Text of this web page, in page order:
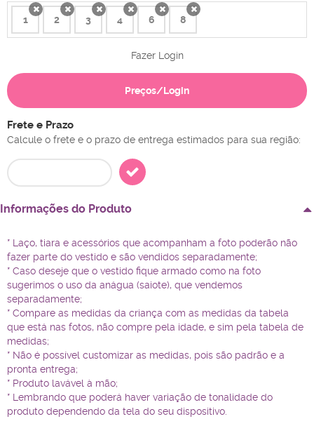
1 2 3 4 6 8
Fazer Login
Preços/Login
Frete e Prazo
Calcule o frete e o prazo de entrega estimados para sua região:
Informações do Produto
* Laço, tiara e acessórios que acompanham a foto poderão não
fazer parte do vestido e são vendidos separadamente;
* Caso deseje que o vestido fique armado como na foto
sugerimos o uso da anágua (saiote), que vendemos
separadamente;
* Compare as medidas da criança com as medidas da tabela
que está nas fotos, não compre pela idade, e sim pela tabela de
medidas;
* Não é possível customizar as medidas, pois são padrão e a
pronta entrega;
* Produto lavável à mão;
* Lembrando que poderá haver variação de tonalidade do
produto dependendo da tela do seu dispositivo.